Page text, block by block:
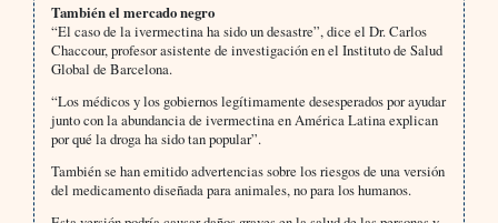
También el mercado negro
“El caso de la ivermectina ha sido un desastre”, dice el Dr. Carlos
Chaccour, profesor asistente de investigación en el Instituto de Salud
Global de Barcelona.
“Los médicos y los gobiernos legítimamente desesperados por ayudar
junto con la abundancia de ivermectina en América Latina explican
por qué la droga ha sido tan popular”.
También se han emitido advertencias sobre los riesgos de una versión
del medicamento diseñada para animales, no para los humanos.